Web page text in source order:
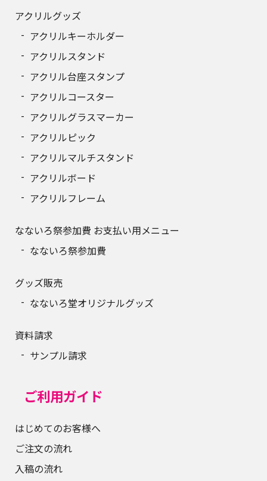
アクリルグッズ
アクリルキーホルダー
アクリルスタンド
アクリル台座スタンプ
アクリルコースター
アクリルグラスマーカー
アクリルピック
アクリルマルチスタンド
アクリルボード
アクリルフレーム
なないろ祭参加費 お支払い用メニュー
なないろ祭参加費
グッズ販売
なないろ堂オリジナルグッズ
資料請求
サンプル請求
ご利用ガイド
はじめてのお客様へ
ご注文の流れ
入稿の流れ